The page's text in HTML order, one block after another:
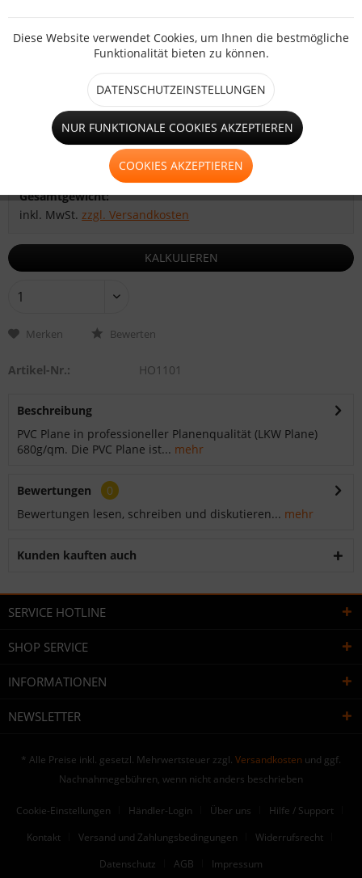
VERSANDOPTION :
Zwischensumme:
Gesamtsumme:
Gesamtgewicht:
inkl. MwSt.zzgl. Versandkosten
KALKULIEREN
Merken Bewerten
Artikel-Nr.: HO1101
Beschreibung
PVC Plane in professioneller Planenqualität (LKW Plane)
680g/qm. Die PVC Plane ist... mehr
Bewertungen
0
Bewertungen lesen, schreiben und diskutieren... mehr
Kunden kauften auch
SERVICE HOTLINE
SHOP SERVICE
INFORMATIONEN
NEWSLETTER
* Alle Preise inkl. gesetzl. Mehrwertsteuer zzgl. Versandkosten und ggf.
Nachnahmegebühren, wenn nicht anders beschrieben
Cookie-Einstellungen Händler-Login Über uns
Hilfe / Support
Kontakt
Versand und Zahlungsbedingungen
Widerrufsrecht
Datenschutz
AGB Impressum
Diese Website verwendet Cookies, um Ihnen die bestmögliche
Funktionalität bieten zu können.
DATENSCHUTZEINSTELLUNGEN
NUR FUNKTIONALE COOKIES AKZEPTIEREN
COOKIES AKZEPTIEREN